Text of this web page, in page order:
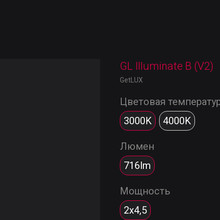
GL Illuminate B (V2)
GetLUX
Цветовая
3000K
4000K
Люмен
716lm
Мощность
2x4,5